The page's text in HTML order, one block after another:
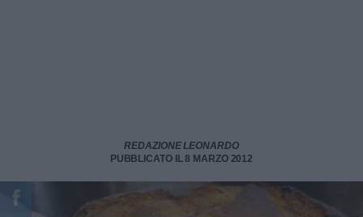
REDAZIONE LEONARDO
PUBBLICATO IL 8 MARZO 2012